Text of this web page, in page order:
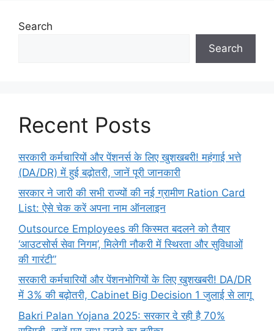
Search
Search
Recent Posts
सरकारी कर्मचारियों और पेंशनर्स के लिए खुशखबरी! महंगाई भत्ते
(DA/DR) में हुई बढ़ोतरी, जानें पूरी जानकारी
सरकार ने जारी की सभी राज्यों की नई ग्रामीण Ration Card
List: ऐसे चेक करें अपना नाम ऑनलाइन
Outsource Employees की किस्मत बदलने को तैयार
‘आउटसोर्स सेवा निगम’, मिलेगी नौकरी में स्थिरता और सुविधाओं
की गारंटी”
सरकारी कर्मचारियों और पेंशनभोगियों के लिए खुशखबरी! DA/DR
में 3% की बढ़ोतरी, Cabinet Big Decision 1 जुलाई से लागू
Bakri Palan Yojana 2025: सरकार दे रही है 70%